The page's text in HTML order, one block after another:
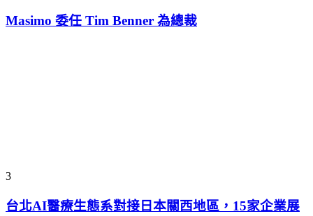
Masimo 委任 Tim Benner 為總裁
3
台北AI醫療生態系對接日本關西地區，15家企業展